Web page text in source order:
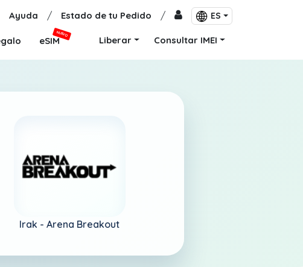
Ayuda / Estado de tu Pedido / ES
eSIM
NUEVO
Liberar Consultar IMEI
Irak - Arena Breakout